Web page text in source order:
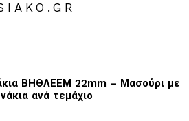
ΒΗΘΛΕΕΜ 22mm – Μασούρι με
ανά τεμάχιο